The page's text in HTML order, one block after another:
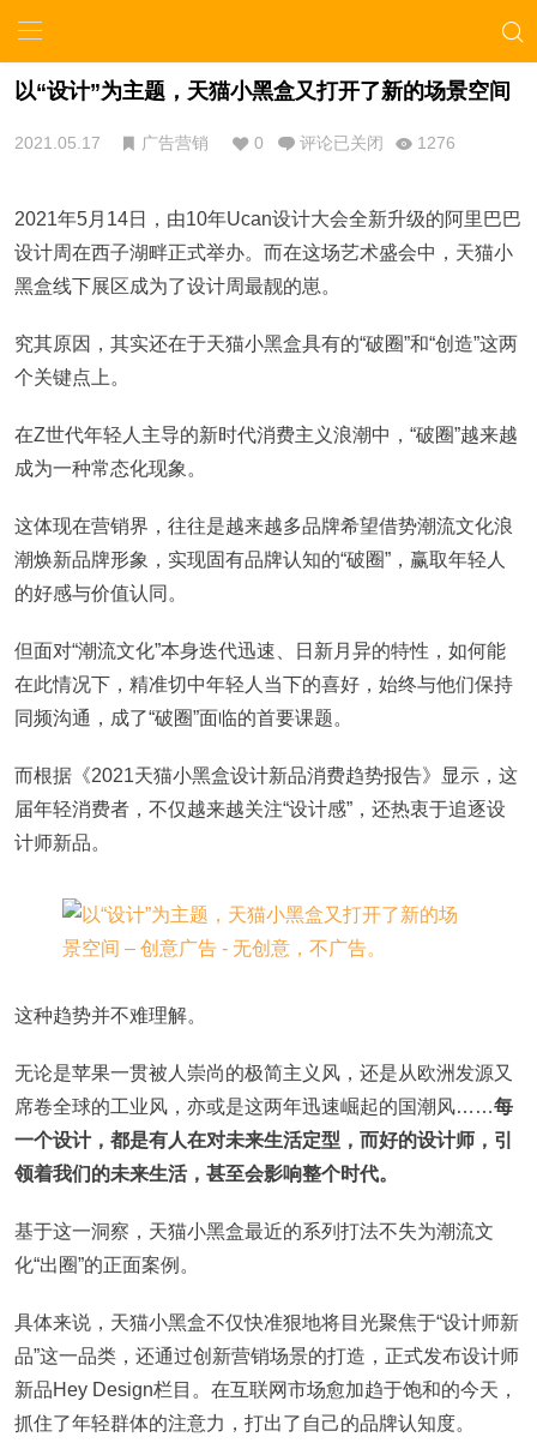
以“设计”为主题，天猫小黑盒又打开了新的场景空间
2021.05.17 广告营销 0 评论已关闭 1276
2021年5月14日，由10年Ucan设计大会全新升级的阿里巴巴
设计周在西子湖畔正式举办。而在这场艺术盛会中，天猫小
黑盒线下展区成为了设计周最靓的崽。
究其原因，其实还在于天猫小黑盒具有的“破圈”和“创造”这两
个关键点上。
在Z世代年轻人主导的新时代消费主义浪潮中，“破圈”越来越
成为一种常态化现象。
这体现在营销界，往往是越来越多品牌希望借势潮流文化浪
潮焕新品牌形象，实现固有品牌认知的“破圈”，赢取年轻人
的好感与价值认同。
但面对“潮流文化”本身迭代迅速、日新月异的特性，如何能
在此情况下，精准切中年轻人当下的喜好，始终与他们保持
同频沟通，成了“破圈”面临的首要课题。
而根据《2021天猫小黑盒设计新品消费趋势报告》显示，这
届年轻消费者，不仅越来越关注“设计感”，还热衷于追逐设
计师新品。
这种趋势并不难理解。
无论是苹果一贯被人崇尚的极简主义风，还是从欧洲发源又
席卷全球的工业风，亦或是这两年迅速崛起的国潮风……每
一个设计，都是有人在对未来生活定型，而好的设计师，引
领着我们的未来生活，甚至会影响整个时代。
基于这一洞察，天猫小黑盒最近的系列打法不失为潮流文
化“出圈”的正面案例。
具体来说，天猫小黑盒不仅快准狠地将目光聚焦于“设计师新
品”这一品类，还通过创新营销场景的打造，正式发布设计师
新品Hey Design栏目。在互联网市场愈加趋于饱和的今天，
抓住了年轻群体的注意力，打出了自己的品牌认知度。